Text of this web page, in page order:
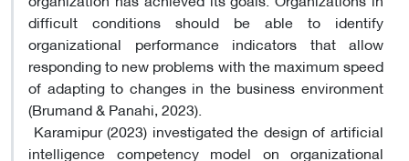
difficult conditions should be able to identify
organizational performance indicators that allow
responding to new problems with the maximum speed
of adapting to changes in the business environment
(Brumand & Panahi, 2023).
Karamipur (2023) investigated the design of artificial
intelligence competency model on organizational